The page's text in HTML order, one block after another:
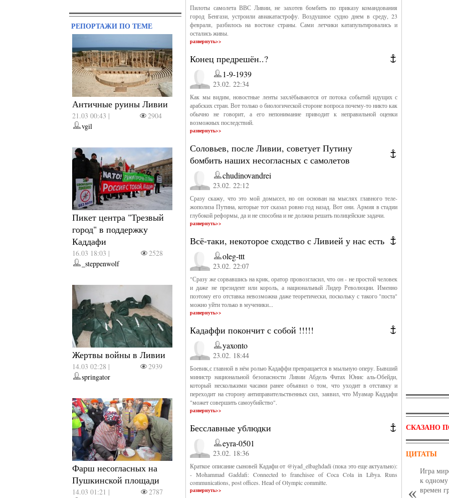
РЕПОРТАЖИ ПО ТЕМЕ
Античные руины Ливии
21.03 00:43 |
2904
vgil
Пикет центра "Трезвый
город" в поддержку
Каддафи
16.03 18:03 |
2528
_steppenwolf
Жертвы войны в Ливии
14.03 02:28 |
2939
springator
Фарш несогласных на
Пушкинской площади
14.03 01:21 |
2787
Пилоты самолета ВВС Ливии, не захотев бомбить по приказу командования
город Бенгази, устроили авиакатастрофу. Воздушное судно днем в среду, 23
февраля, разбилось на востоке страны. Сами летчики катапультировались и
остались живы.
развернуть>>
Конец предрешён..?
1-9-1939
23.02. 22:34
Как мы видим, новостные ленты захлёбываются от потока событий идущих с
арабских стран. Вот только о биологической стороне вопроса почему-то никто как
обычно не говорит, а его непонимание приводит к неправильной оценки
возможных последствий.
развернуть>>
Соловьев, после Ливии, советует Путину
бомбить наших несогласных с самолетов
chudinovandrei
23.02. 22:12
Сразу скажу, что это мой домысел, но он основан на мыслях главного теле-
жополиза Путина, которые тот сказал ровно год назад. Вот они. Армия в стадии
глубокой реформы, да и не способна и не должна решать полицейские задачи.
развернуть>>
Всё-таки, некоторое сходство с Ливией у нас есть
oleg-ttt
23.02. 22:07
"Сразу же сорвавшись на крик, оратор провозгласил, что он - не простой человек
и даже не президент или король, а национальный Лидер Революции. Именно
поэтому его отставка невозможна даже теоретически, поскольку с такого "поста"
можно уйти только в мученики...
развернуть>>
Кадаффи покончит с собой !!!!!
yaxonto
23.02. 18:44
Боевик,с главной в нём ролью Кадаффи превращается в мыльную оперу. Бывший
министр национальной безопасности Ливии Абдель Фатах Юнис аль-Обейди,
который несколькими часами ранее объявил о том, что уходит в отставку и
переходит на сторону антиправительственных сил, заявил, что Муамар Каддафи
"может совершить самоубийство".
развернуть>>
Бесславные ублюдки
eyra-0501
23.02. 18:36
Краткое описание сыновей Кадафи от @iyad_elbaghdadi (пока это еще актуально):
- Mohammad Gaddafi: Connected to franchisee of Coca Cola in Libya. Runs
communications, post offices. Head of Olympic committe.
развернуть>>
СКАЗАНО
ЦИТАТЫ
Игра
к
времен